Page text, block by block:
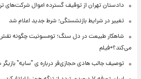
دادستان تهران از توقیف گسترده اموال شرکت‌های
تغییر در شرایط بازنشستگی؛ شرط جدید اعلام شد
شاهکار طبیعت در دل سنگ؛ تومسونیت چگونه
می‌کند؟+فیلم
توصیف جالب هادی حجازی‌فر درباره ی "سایه" بازیگر